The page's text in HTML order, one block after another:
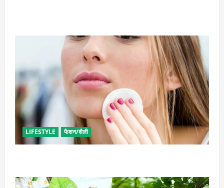
LIFESTYLE फैशन/शैली